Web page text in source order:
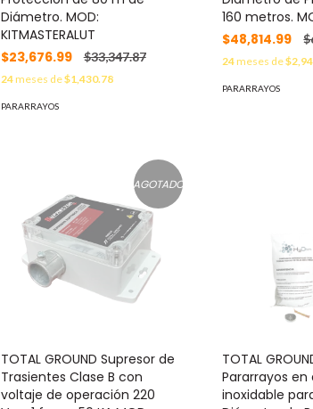
Diámetro. MOD:
KITMASTERALUT
$23,676.99
$33,347.87
24meses de$1,430.78
PARARRAYOS
160 metros.
$48,814.99
24meses de
PARARRAYOS
AGOTADO
TOTAL GROUND Supresor de
Trasientes Clase B con
voltaje de operación 220
TOTAL
Pararrayos
inoxidable